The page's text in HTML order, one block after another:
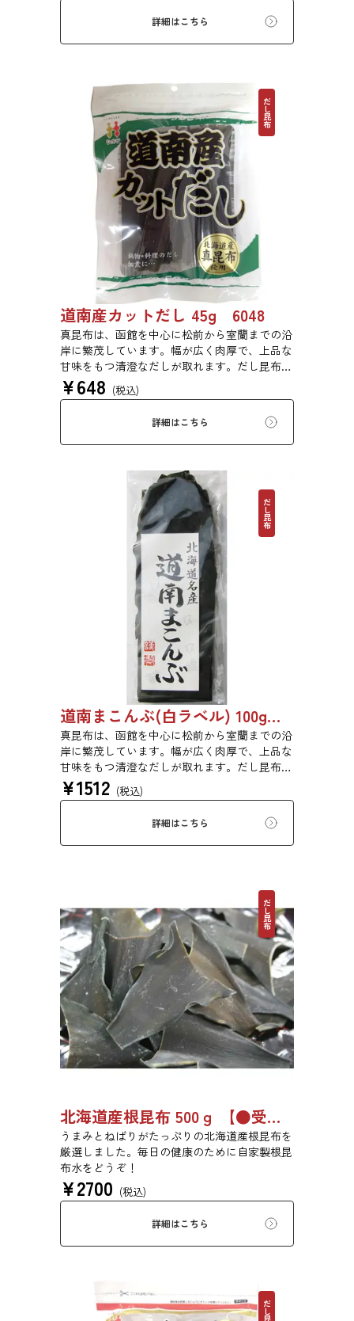
詳細はこちら
だし昆布
道南産カットだし 45g 6048
真昆布は、函館を中心に松前から室蘭までの沿
岸に繁茂しています。幅が広く肉厚で、上品な
甘味をもつ清澄なだしが取れます。だし昆布、
塩昆布、おぼろ昆布、とろろ昆布、佃煮、バッ
テラなどに用いられます。
¥648 (税込)
詳細はこちら
だし昆布
道南まこんぶ(白ラベル) 100g 6816
真昆布は、函館を中心に松前から室蘭までの沿
岸に繁茂しています。幅が広く肉厚で、上品な
甘味をもつ清澄なだしが取れます。だし昆布、
塩昆布、おぼろ昆布、とろろ昆布、佃煮、バッ
テラなどに用いられます。
¥1512 (税込)
詳細はこちら
だし昆布
北海道産根昆布 500ｇ 【●受注生産品】8494
うまみとねばりがたっぷりの北海道産根昆布を
厳選しました。毎日の健康のために自家製根昆
布水をどうぞ！
¥2700 (税込)
詳細はこちら
だし昆布